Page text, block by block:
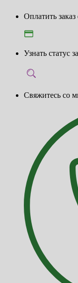
Оплатить
Узнать статус
Свяжитесь со